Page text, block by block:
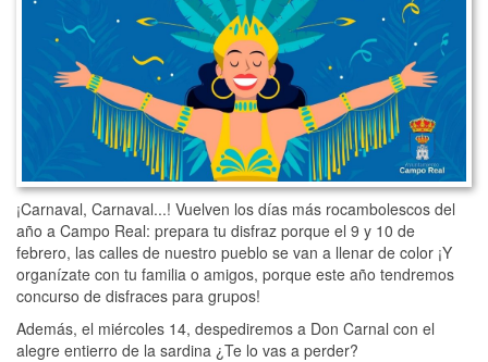
¡Carnaval, Carnaval...! Vuelven los días más rocambolescos del
año a Campo Real: prepara tu disfraz porque el 9 y 10 de
febrero, las calles de nuestro pueblo se van a llenar de color ¡Y
organízate con tu familia o amigos, porque este año tendremos
concurso de disfraces para grupos!
Además, el miércoles 14, despediremos a Don Carnal con el
alegre entierro de la sardina ¿Te lo vas a perder?